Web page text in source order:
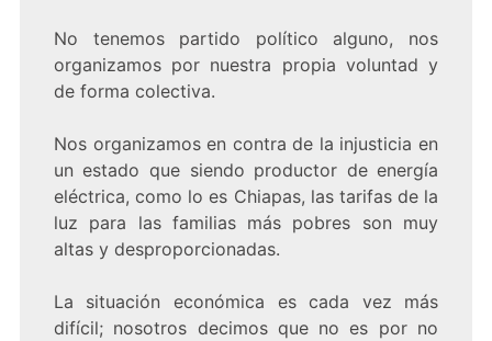
No tenemos partido político alguno, nos
organizamos por nuestra propia voluntad y
de forma colectiva.
Nos organizamos en contra de la injusticia en
un estado que siendo productor de energía
eléctrica, como lo es Chiapas, las tarifas de la
luz para las familias más pobres son muy
altas y desproporcionadas.
La situación económica es cada vez más
difícil; nosotros decimos que no es por no